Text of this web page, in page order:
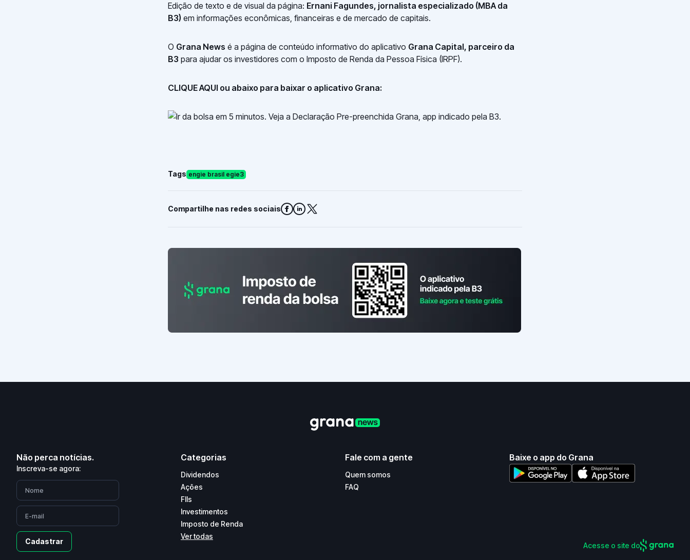
Edição de texto e de visual da página: Ernani Fagundes, jornalista especializado (MBA da
B3) em informações econômicas, financeiras e de mercado de capitais.
O Grana News é a página de conteúdo informativo do aplicativo Grana Capital, parceiro da
B3 para ajudar os investidores com o Imposto de Renda da Pessoa Física (IRPF).
CLIQUE AQUI ou abaixo para baixar o aplicativo Grana:
Tags engie brasil egie3
Compartilhe nas redes sociais
Não perca notícias.
Inscreva-se agora:
Cadastrar
Categorias
Dividendos
Ações
FIIs
Investimentos
Imposto de Renda
Ver todas
Fale com a gente
Quem somos
FAQ
Baixe o app do Grana
Acesse o site do